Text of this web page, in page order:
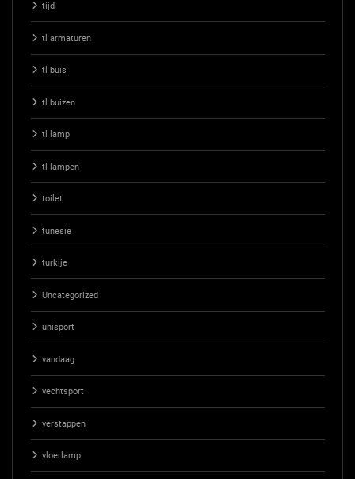
tijd
tl armaturen
tl buis
tl buizen
tl lamp
tl lampen
toilet
tunesie
turkije
Uncategorized
unisport
vandaag
vechtsport
verstappen
vloerlamp